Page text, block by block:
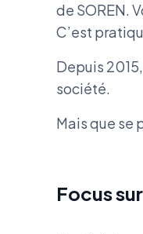
de SOREN.
C’est
Depuis
société.
Mais que se
Focus